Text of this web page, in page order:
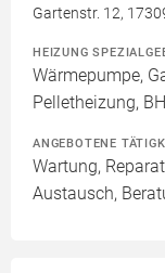
Gartenstr. 12,
HEIZUNG
Wärmepumpe,
Pelletheizung,
ANGEBOTENE
Wartung,
Austausch,